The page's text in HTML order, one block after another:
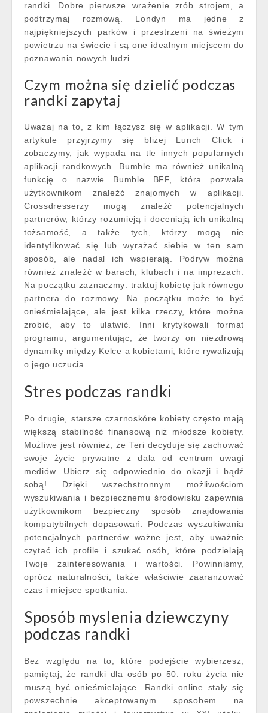
randki. Dobre pierwsze wrażenie zrób strojem, a
podtrzymaj rozmową. Londyn ma jedne z
najpiękniejszych parków i przestrzeni na świeżym
powietrzu na świecie i są one idealnym miejscem do
poznawania nowych ludzi.
Czym można się dzielić podczas
randki zapytaj
Uważaj na to, z kim łączysz się w aplikacji. W tym
artykule przyjrzymy się bliżej Lunch Click i
zobaczymy, jak wypada na tle innych popularnych
aplikacji randkowych. Bumble ma również unikalną
funkcję o nazwie Bumble BFF, która pozwala
użytkownikom znaleźć znajomych w aplikacji.
Crossdresserzy mogą znaleźć potencjalnych
partnerów, którzy rozumieją i doceniają ich unikalną
tożsamość, a także tych, którzy mogą nie
identyfikować się lub wyrażać siebie w ten sam
sposób, ale nadal ich wspierają. Podryw można
również znaleźć w barach, klubach i na imprezach.
Na początku zaznaczmy: traktuj kobietę jak równego
partnera do rozmowy. Na początku może to być
onieśmielające, ale jest kilka rzeczy, które można
zrobić, aby to ułatwić. Inni krytykowali format
programu, argumentując, że tworzy on niezdrową
dynamikę między Kelce a kobietami, które rywalizują
o jego uczucia.
Stres podczas randki
Po drugie, starsze czarnoskóre kobiety często mają
większą stabilność finansową niż młodsze kobiety.
Możliwe jest również, że Teri decyduje się zachować
swoje życie prywatne z dala od centrum uwagi
mediów. Ubierz się odpowiednio do okazji i bądź
sobą! Dzięki wszechstronnym możliwościom
wyszukiwania i bezpiecznemu środowisku zapewnia
użytkownikom bezpieczny sposób znajdowania
kompatybilnych dopasowań. Podczas wyszukiwania
potencjalnych partnerów ważne jest, aby uważnie
czytać ich profile i szukać osób, które podzielają
Twoje zainteresowania i wartości. Powinniśmy,
oprócz naturalności, także właściwie zaaranżować
czas i miejsce spotkania.
Sposób myslenia dziewczyny
podczas randki
Bez względu na to, które podejście wybierzesz,
pamiętaj, że randki dla osób po 50. roku życia nie
muszą być onieśmielające. Randki online stały się
powszechnie akceptowanym sposobem na